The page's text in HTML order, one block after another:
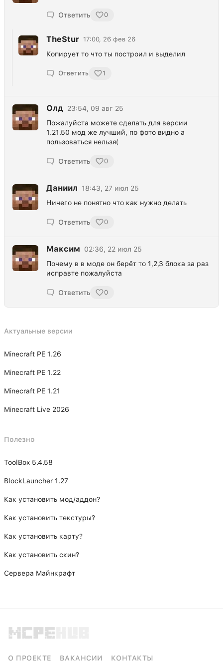
Ответить 0
TheStur 17:00, 26 фев 26
Копирует то что ты построил и выделил
Ответить 1
Олд 23:54, 09 авг 25
Пожалуйста можете сделать для версии
1.21.50 мод же лучший, по фото видно а
пользоваться нельзя(
Ответить 0
Даниил
18:43, 27 июл 25
Ничего не понятно что как нужно делать
Ответить 0
Максим
02:36, 22 июл 25
Почему в в моде он берёт то 1,2,3 блока за раз
исправте пожалуйста
Ответить 0
Актуальные версии
Minecraft PE 1.26
Minecraft PE 1.22
Minecraft PE 1.21
Minecraft Live 2026
Полезно
ToolBox 5.4.58
BlockLauncher 1.27
Как установить мод/аддон?
Как установить текстуры?
Как установить карту?
Как установить скин?
Сервера Майнкрафт
О ПРОЕКТЕ ВАКАНСИИ КОНТАКТЫ